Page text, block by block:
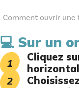
Comment ouvrir une
💻 Sur un
Cliquez